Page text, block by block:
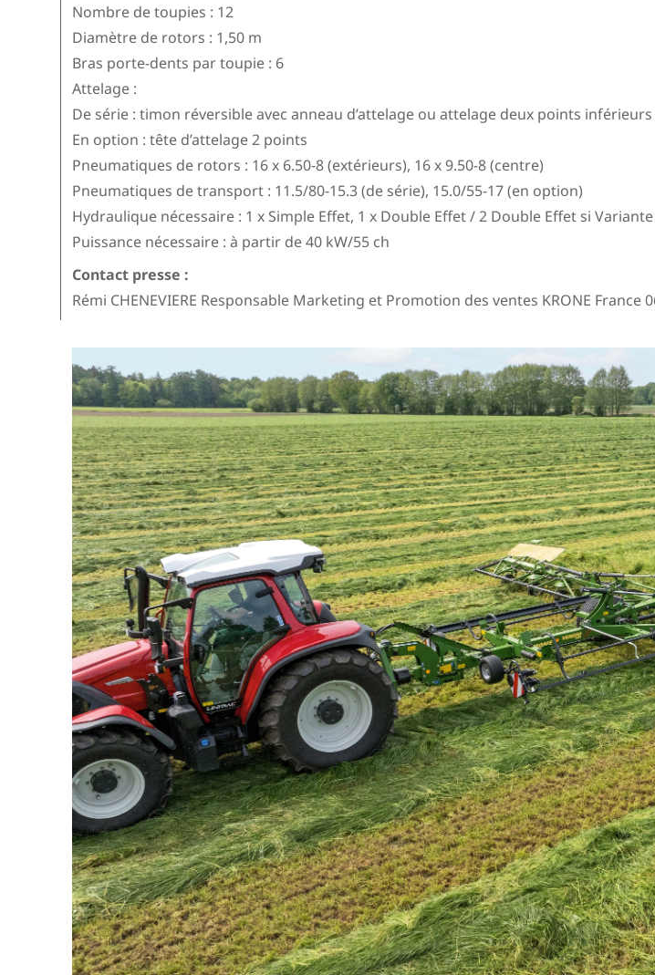
Nombre de toupies : 12
Diamètre de rotors : 1,50 m
Bras porte-dents par toupie : 6
Attelage :
De série : timon réversible avec anneau d’attelage ou attelage deux points
En option : tête d’attelage 2 points
Pneumatiques de rotors : 16 x 6.50-8 (extérieurs), 16 x 9.50-8 (centre)
Pneumatiques de transport : 11.5/80-15.3 (de série), 15.0/55-17 (en option)
Hydraulique nécessaire : 1 x Simple Effet, 1 x Double Effet / 2 Double Effet si
Puissance nécessaire : à partir de 40 kW/55 ch
Contact presse :
Rémi CHENEVIERE Responsable Marketing et Promotion des ventes KRONE